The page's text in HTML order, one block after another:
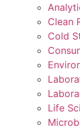
Clean
Cold
Life